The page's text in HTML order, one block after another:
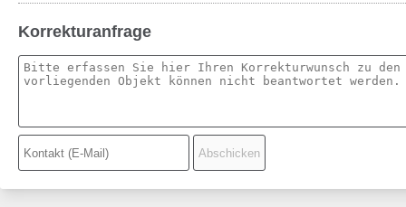
Korrekturanfrage